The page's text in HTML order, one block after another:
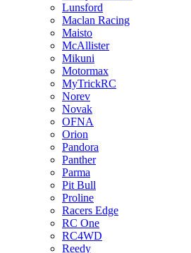
Lunsford
Maclan Racing
Maisto
McAllister
Mikuni
Motormax
MyTrickRC
Norev
Novak
OFNA
Orion
Pandora
Panther
Parma
Pit Bull
Proline
Racers Edge
RC One
RC4WD
Reedy